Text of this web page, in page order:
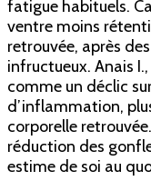
fatigue habituels.
ventre moins
retrouvée, après
infructueux. Anais
comme un déclic
d’inflammation,
corporelle
réduction des
estime de soi au